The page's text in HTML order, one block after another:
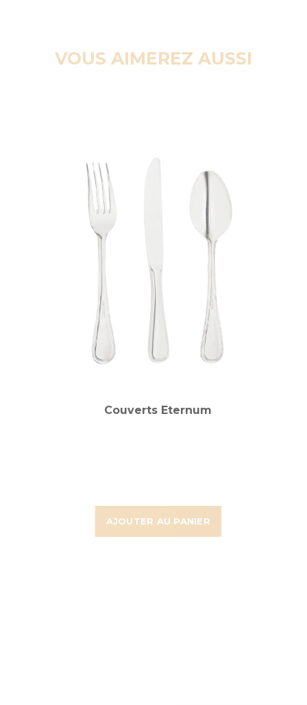
VOUS AIMEREZ AUSSI
AJOUTER AU PANIER
Couverts Eternum